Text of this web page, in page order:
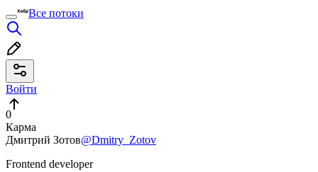
Все потоки
Войти
0
Карма
Дмитрий Зотов@Dmitry_Zotov
Frontend developer